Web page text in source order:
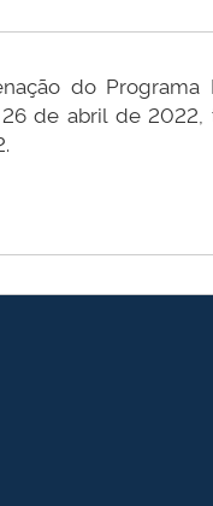
do Programa
26 de abril de